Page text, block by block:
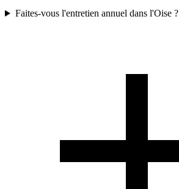
Faites-vous l'entretien annuel dans l'Oise ?